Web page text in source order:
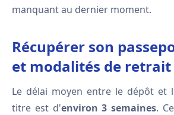
manquant au dernier moment.
Récupérer son
et modalités de retrait
Le délai moyen entre le dépôt et
titre est d'environ 3 semaines.